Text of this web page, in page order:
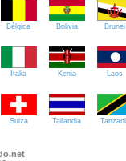
Bélgica Bolivia Brunei
Italia Kenia Laos
Suiza Tailandia